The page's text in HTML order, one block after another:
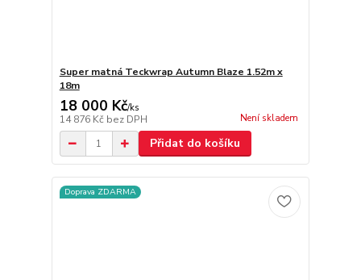
Super matná Teckwrap Autumn Blaze 1.52m x
18m
18 000 Kč/ks
14 876 Kč bez DPH Není skladem
Přidat do košíku
Doprava ZDARMA